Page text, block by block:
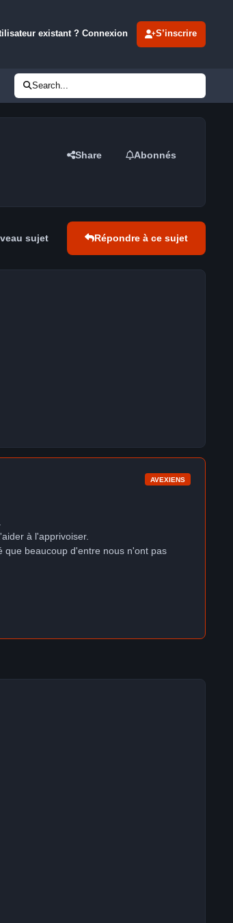
existant ? Connexion S’inscrire
Search...
Share Abonnés
sujet Répondre à ce sujet
AVEXIENS
à l'apprivoiser.
que beaucoup d'entre nous n'ont pas